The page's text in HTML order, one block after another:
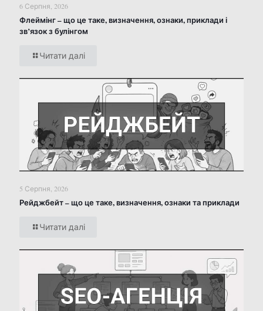
6 Серпня, 2026
Флеймінг – що це таке, визначення, ознаки, приклади і
зв’язок з булінгом
Читати далі
5 Серпня, 2026
Рейджбейт – що це таке, визначення, ознаки та приклади
Читати далі